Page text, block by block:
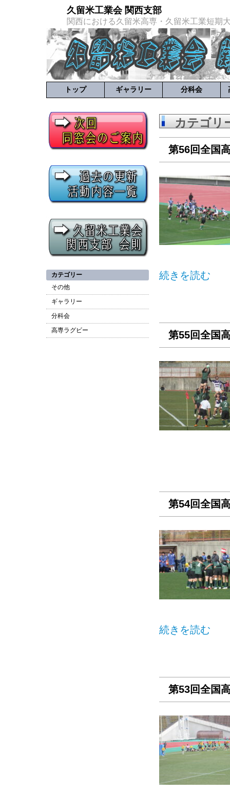
久留米工業会 関西支部
関西における久留米高専・久留米工業短期
トップ ギャラリー 分科会
カテゴリ
第56回全国
続きを読む
第55回全国
第54回全国
続きを読む
第53回全国
カテゴリー
その他
ギャラリー
分科会
高専ラグビー